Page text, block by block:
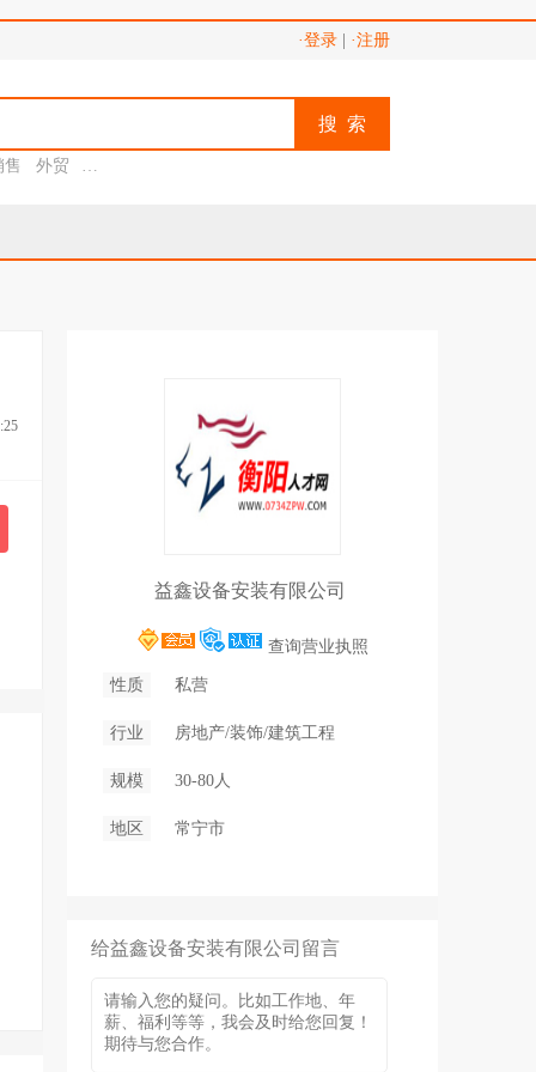
·登录 ·注册
搜 索
售 外贸 助理
益鑫设备安装有限公司
查询营业执照
性质 私营
行业 房地产/装饰/建筑工程
规模 30-80人
地区 常宁市
给益鑫设备安装有限公司留言